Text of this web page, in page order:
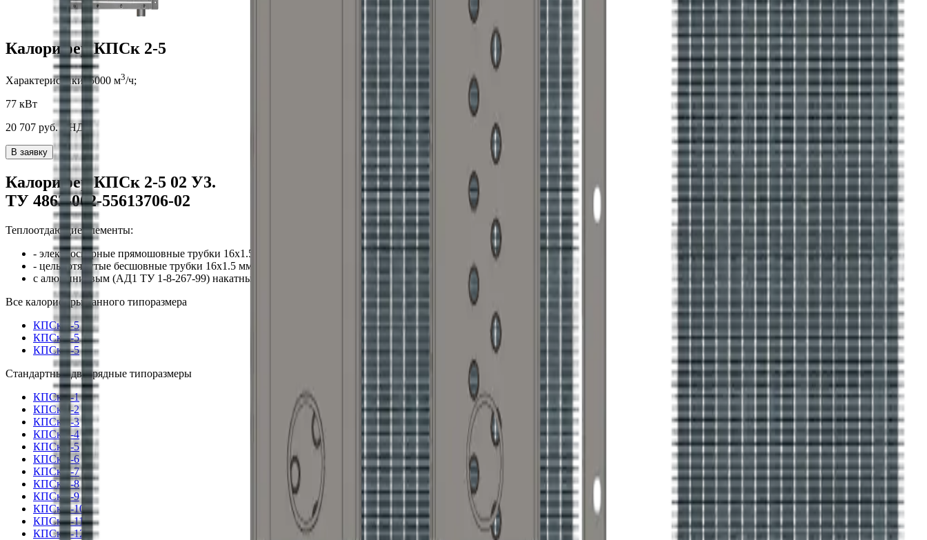
Калорифер КПСк 2-5
Характеристики:5000 м3/ч;
77 кВт
20 707 руб. с НДС
В заявку
Калорифер КПСк 2-5 02 У3.
ТУ 4863-002-55613706-02
Теплоотдающие элементы:
- электросварные прямошовные трубки 16x1.5
- цельнотянутые бесшовные трубки 16x1.5 мм по ГОСТ 8734-75
с алюминиевым (АД1 ТУ 1-8-267-99) накатным оребрением
Все калориферыданного типоразмера
КПСк 2-5
КПСк 3-5
КПСк 4-5
Стандартные двухрядные типоразмеры
КПСк 2-1
КПСк 2-2
КПСк 2-3
КПСк 2-4
КПСк 2-5
КПСк 2-6
КПСк 2-7
КПСк 2-8
КПСк 2-9
КПСк 2-10
КПСк 2-11
КПСк 2-12